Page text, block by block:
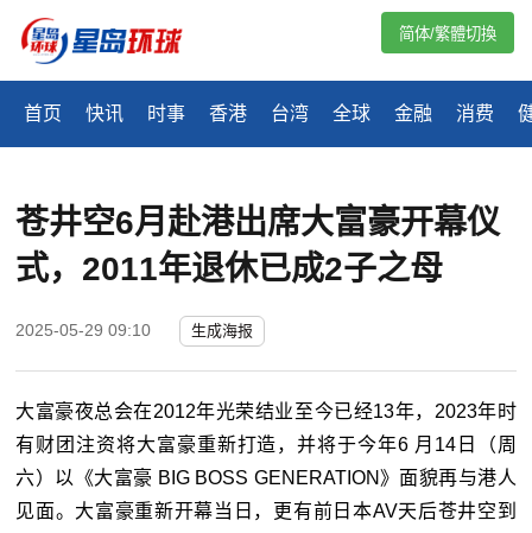
首页 快讯 时事 香港 台湾 全球 金融 消费
简体/繁體切換
苍井空6月赴港出席大富豪开幕仪
式，2011年退休已成2子之母
2025-05-29 09:10 生成海报
大富豪夜总会在2012年光荣结业至今已经13年，2023年时
有财团注资将大富豪重新打造，并将于今年6 月14日（周
六）以《大富豪 BIG BOSS GENERATION》面貌再与港人
见面。大富豪重新开幕当日，更有前日本AV天后苍井空到